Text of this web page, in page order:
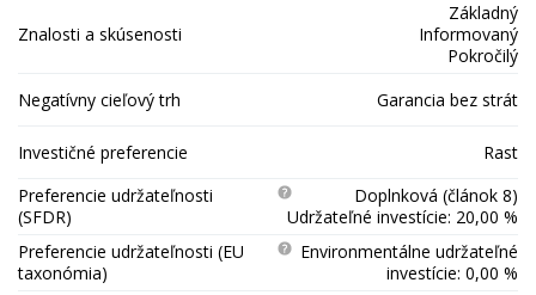
Znalosti a skúsenosti
Základný
Informovaný
Pokročilý
Negatívny cieľový trh
Garancia bez strát
Investičné preferencie
Rast
Preferencie udržateľnosti
(SFDR)
Doplnková (článok 8)
Udržateľné investície: 20,00 %
Preferencie udržateľnosti (EU
taxonómia)
Environmentálne udržateľné
investície: 0,00 %